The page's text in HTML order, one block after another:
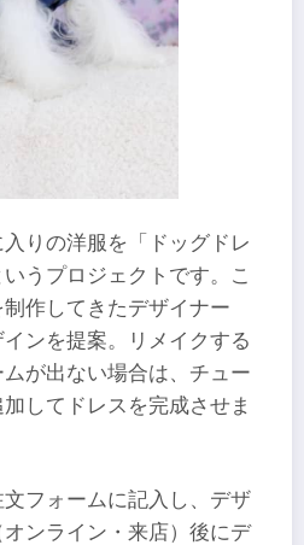
りの洋服を「ドッグドレ
うプロジェクトです。こ
作してきたデザイナー
ンを提案。リメイクする
が出ない場合は、チュー
してドレスを完成させま
フォームに記入し、デザ
ンライン・来店）後にデ